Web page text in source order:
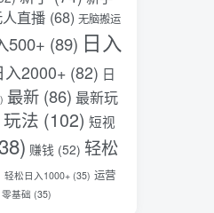
（18012期）AI脱口秀爆款玩法课：抖音注册养号+AI人物图生成+爆款视频制作，零基础快速上手起号
直播 (68) 无脑搬运
500+ (89) 日入
入2000+ (82) 日
最新 (86) 最新玩
玩法 (102) 短视
赚钱 (52) 轻松
轻松日入1000+ (35) 运营
零基础 (35)